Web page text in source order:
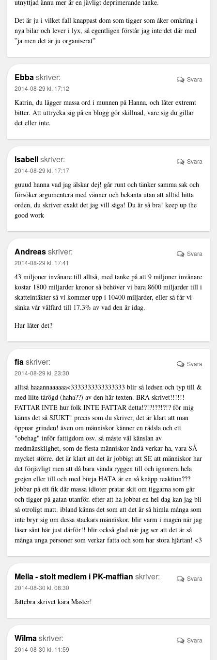
utnyttjad ännu mer är en jävligt deprimerande tanke.
Det är ju i vilket fall knappast dom som tigger som åker omkring i
nya bilar och lever i lyx, så egentligen förstår jag inte det där med
”ja men det är ju organiserat”
Ebbaskriver:
2014-08-29 kl. 17:12
Katrin, du lägger massa ord i munnen på Hanna, och låter extremt
bitter. Att uttrycka sig på en blogg gör skillnad, vare sig du gillar
det eller inte.
Svara
Isabellskriver:
2014-08-29 kl. 17:17
guuud hanna vad jag älskar dej! går runt och tänker samma sak och
försöker argumentera med vänner och bekanta utan att alltid hitta
orden, du skriver exakt det jag vill säga! Du är så bra! keep up the
good work
Svara
Andreasskriver:
2014-08-29 kl. 17:41
43 miljoner invånare till alltså, med tanke på att 9 miljoner invånare
kostar 1800 miljarder kronor så behöver vi bara 8600 miljarder till i
skatteintäkter så vi kommer upp i 10400 miljarder, eller så får vi
sänka vår välfärd till 17.3% av vad den är idag.
Hur låter det?
Svara
fiaskriver:
2014-08-29 kl. 23:30
alltså haaannaaaaaa<3333333333333333 blir så ledsen och typ till &
med liite tårögd (haha??) av den här texten. BRA skrivet!!!!!!
FATTAR INTE hur folk INTE FATTAR detta!?!?!??!?!? för mig
känns det så SJUKT! precis som du skriver, det är klart att man
öppnar grinden! även om människor känner en rädsla och ett
"obehag" inför fattigdom osv. så måste väl känslan av
medmänsklighet, som de flesta människor ändå verkar ha, vara SÅ
mycket större. det är klart att det är jobbigt att SE att människor har
det förjävligt men att då bara vända ryggen till och ignorera hela
grejen eller till och med börja HATA är en så knäpp reaktion???
jobbar på ett fik där massa idioter pratar skit om tiggarna som går
och tigger på gatan utanför. efter att ha jobbat en hel dag kan jag bli
så otroligt matt. ibland känns det som att det är så himla många som
inte bryr sig om dessa stackars människor. blir varm i magen när jag
läser sånt här just därför!! blir också glad när jag ser att det är så
många unga personer som verkar fatta och som har stora hjärtan! <3
Svara
Mella - stolt medlem i PK-maffian skriver:
2014-08-30 kl. 08:30
Jättebra skrivet kära Master!
Svara
Wilmaskriver:
2014-08-30 kl. 11:59
Svara